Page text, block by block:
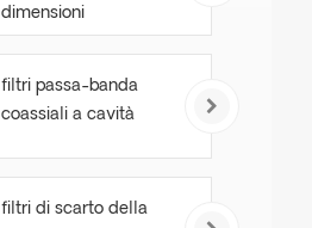
dimensioni
filtri passa-banda
coassiali a cavità
filtri di scarto della